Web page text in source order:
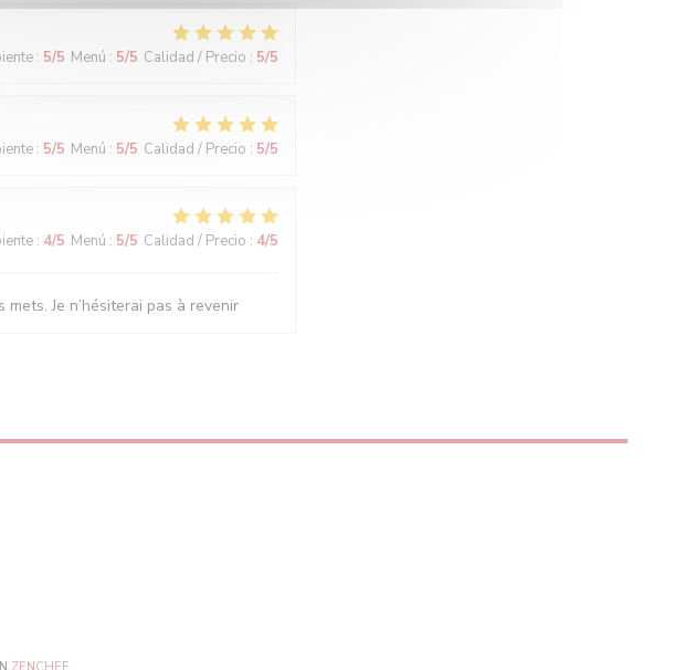
: 5/5 Menú : 5/5 Calidad / Precio : 5/5
: 5/5 Menú : 5/5 Calidad / Precio : 5/5
: 4/5 Menú : 5/5 Calidad / Precio : 4/5
Je n’hésiterai pas à revenir
((ABRE EN UNA NUEVA VENTANA))